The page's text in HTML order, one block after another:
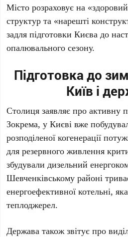
Місто розраховує на
структур та «нарешті
задля підготовки Києва до
опалювального сезону.
Підготовка до
Київ і
Столиця заявляє про активну
Зокрема, у Києві вже
розподіленої когенерації
для резервного живлення
збудували дизельний
Шевченківському районі
енергоефективної котельні,
теплоджерел.
Держава також звітує про